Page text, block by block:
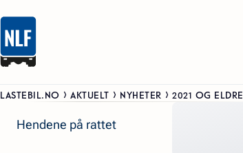
LASTEBIL.NO AKTUELT NYHETER 2021 OG ELDRE
Hendene på rattet